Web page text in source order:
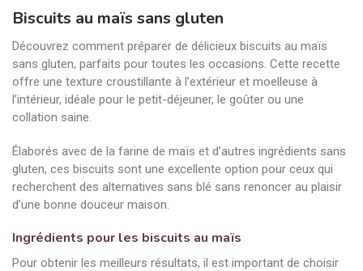
Biscuits au maïs sans gluten
Découvrez comment préparer de délicieux biscuits au maïs
sans gluten, parfaits pour toutes les occasions. Cette recette
offre une texture croustillante à l’extérieur et moelleuse à
l’intérieur, idéale pour le petit-déjeuner, le goûter ou une
collation saine.
Élaborés avec de la farine de maïs et d’autres ingrédients sans
gluten, ces biscuits sont une excellente option pour ceux qui
recherchent des alternatives sans blé sans renoncer au plaisir
d’une bonne douceur maison.
Ingrédients pour les biscuits au maïs
Pour obtenir les meilleurs résultats, il est important de choisir